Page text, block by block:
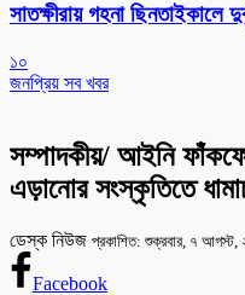
সাতক্ষীরায় গহনা ছিনতাইকালে
১০
জনপ্রিয় সব খবর
সম্পাদকীয়/ আইনি
এড়ানোর সংস্কৃতিতে
ডেস্ক নিউজ প্রকাশিত: শুক্রবার, ৭ আগস্ট,
Facebook